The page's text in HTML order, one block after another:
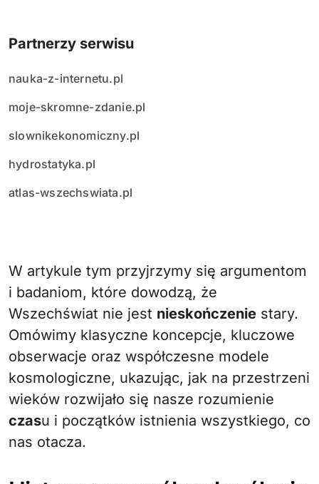
Partnerzy serwisu
nauka-z-internetu.pl
moje-skromne-zdanie.pl
slownikekonomiczny.pl
hydrostatyka.pl
atlas-wszechswiata.pl
W artykule tym przyjrzymy się argumentom
i badaniom, które dowodzą, że
Wszechświat nie jest nieskończenie stary.
Omówimy klasyczne koncepcje, kluczowe
obserwacje oraz współczesne modele
kosmologiczne, ukazując, jak na przestrzeni
wieków rozwijało się nasze rozumienie
czasu i początków istnienia wszystkiego, co
nas otacza.